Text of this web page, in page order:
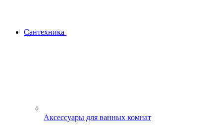
Сантехника
Аксессуары для ванных комнат